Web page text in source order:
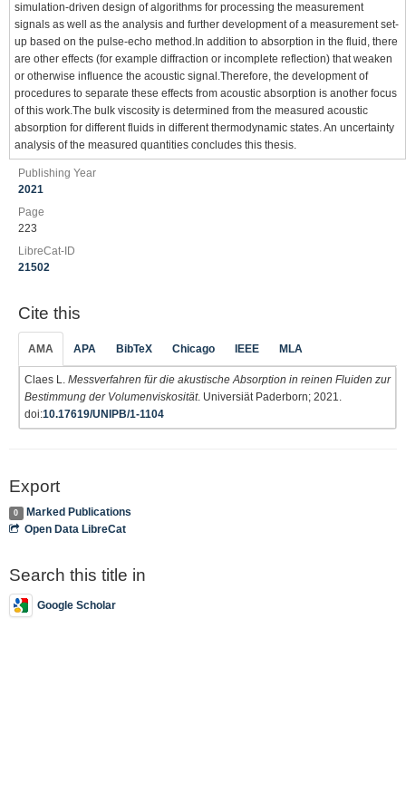
simulation-driven design of algorithms for processing the measurement
signals as well as the analysis and further development of a measurement set-
up based on the pulse-echo method.In addition to absorption in the fluid, there
are other effects (for example diffraction or incomplete reflection) that weaken
or otherwise influence the acoustic signal.Therefore, the development of
procedures to separate these effects from acoustic absorption is another focus
of this work.The bulk viscosity is determined from the measured acoustic
absorption for different fluids in different thermodynamic states. An uncertainty
analysis of the measured quantities concludes this thesis.
Publishing Year
2021
Page
223
LibreCat-ID
21502
Cite this
AMA APA BibTeX Chicago IEEE MLA
Claes L. Messverfahren für die akustische Absorption in reinen Fluiden zur
Bestimmung der Volumenviskosität. Universiät Paderborn; 2021.
doi:10.17619/UNIPB/1-1104
Export
0
Marked Publications
Open Data LibreCat
Search this title in
Google Scholar